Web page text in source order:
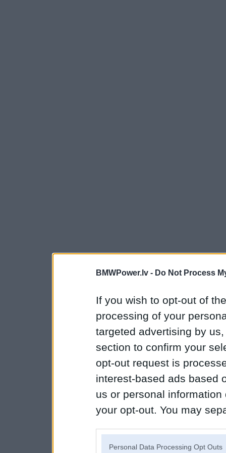
BMWPower.lv - Do Not Process
If you wish to opt-out of
processing of your
targeted advertising by
section to confirm your
opt-out request is
interest-based ads based
us or personal
your opt-out. You may
Personal Data Processing Opt Outs